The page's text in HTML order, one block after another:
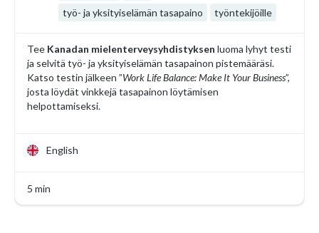
työ- ja yksityiselämän tasapaino
työntekijöille
Tee Kanadan mielenterveysyhdistyksen luoma lyhyt testi
ja selvitä työ- ja yksityiselämän tasapainon pistemääräsi.
Katso testin jälkeen ”Work Life Balance: Make It Your Business”,
josta löydät vinkkejä tasapainon löytämisen
helpottamiseksi.
English
5 min